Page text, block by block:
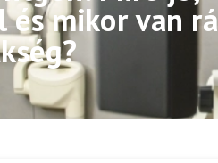
és mikor van rá